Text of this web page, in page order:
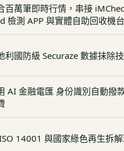
百萬筆即時行情，串接
檢測 APP 與實體自助回收機台
利國防級 Securaze 數據抹除
AI 金融電匯 身份識別自動撥
14001 與國家綠色再生拆